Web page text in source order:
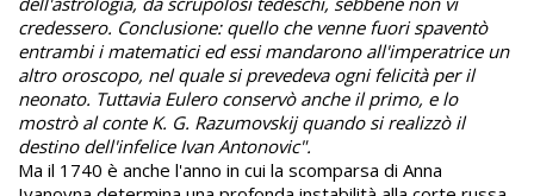
credessero. Conclusione: quello che venne fuori spaventò
entrambi i matematici ed essi mandarono all'imperatrice un
altro oroscopo, nel quale si prevedeva ogni felicità per il
neonato. Tuttavia Eulero conservò anche il primo, e lo
mostrò al conte K. G. Razumovskij quando si realizzò il
destino dell'infelice Ivan Antonovic".
Ma il 1740 è anche l'anno in cui la scomparsa di Anna